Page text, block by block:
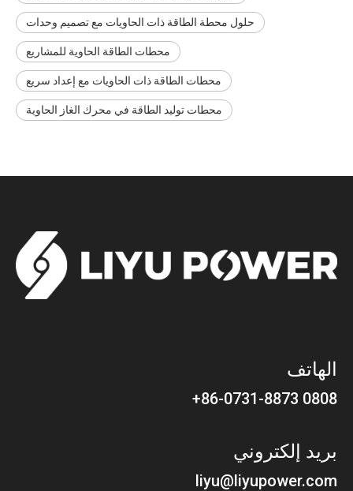
حلول محطة الطاقة ذات الحاويات مع تصميم وحدات
محطات الطاقة الحاوية للمشاريع
محطات الطاقة ذات الحاويات مع إعداد سريع
محطات توليد الطاقة في محرك الغاز الحاوية
الهاتف
0808 86-0731-8873+
بريد إلكتروني
liyu@liyupower.com